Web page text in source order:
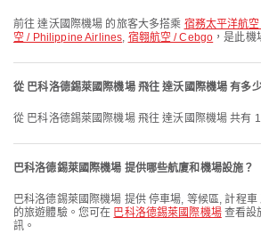
前往 達沃國際機場 的旅客大多搭乘 宿務太平洋航
空 / Philippine Airlines, 宿翱航空 / Cebgo ，是此機
從 巴科洛德錫萊國際機場 飛往 達沃國際機場 有多
從 巴科洛德錫萊國際機場 飛往 達沃國際機場 共有
巴科洛德錫萊國際機場 提供哪些航廈和機場設施？
巴科洛德錫萊國際機場 提供 停車場, 等候區, 計程車 及其他多項設施，提升您
的旅遊體驗。您可在 巴科洛德錫萊國際機場查看設
訊。